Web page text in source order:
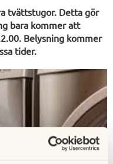
tvättstugor. Detta gör
bara kommer att
Belysning kommer
tider.